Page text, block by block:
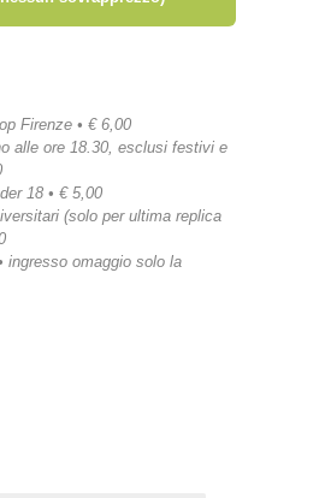
Firenze • € 6,00
alle ore 18.30, esclusi festivi e
18 • € 5,00
(solo per ultima replica
ingresso omaggio solo la